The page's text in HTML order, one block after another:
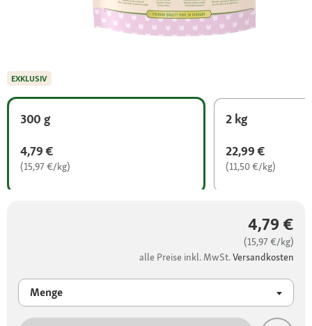
300 g
4,79 €
(15,97 €/kg)
2 kg
22,99 €
(11,50 €/kg)
4,79 €
(15,97 €/kg)
alle Preise inkl. MwSt.Versandkosten
Menge
EXKLUSIV